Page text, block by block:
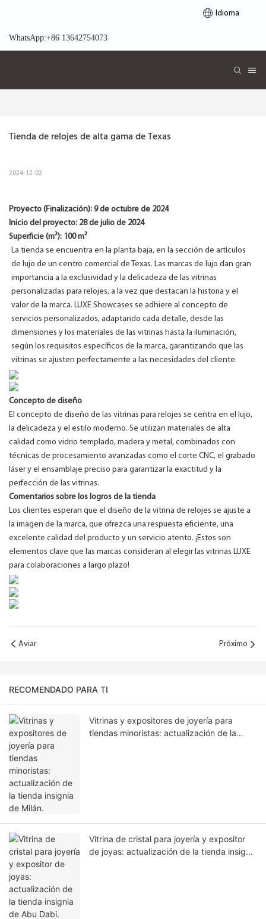
Idioma
WhatsApp:+86 13642754073
Tienda de relojes de alta gama de Texas
2024-12-02
Proyecto (Finalización): 9 de octubre de 2024
Inicio del proyecto: 28 de julio de 2024
Superficie (m²): 100 m²
La tienda se encuentra en la planta baja, en la sección de artículos
de lujo de un centro comercial de Texas. Las marcas de lujo dan gran
importancia a la exclusividad y la delicadeza de las vitrinas
personalizadas para relojes, a la vez que destacan la historia y el
valor de la marca. LUXE Showcases se adhiere al concepto de
servicios personalizados, adaptando cada detalle, desde las
dimensiones y los materiales de las vitrinas hasta la iluminación,
según los requisitos específicos de la marca, garantizando que las
vitrinas se ajusten perfectamente a las necesidades del cliente.
Concepto de diseño
El concepto de diseño de las vitrinas para relojes se centra en el lujo,
la delicadeza y el estilo moderno. Se utilizan materiales de alta
calidad como vidrio templado, madera y metal, combinados con
técnicas de procesamiento avanzadas como el corte CNC, el grabado
láser y el ensamblaje preciso para garantizar la exactitud y la
perfección de las vitrinas.
Comentarios sobre los logros de la tienda
Los clientes esperan que el diseño de la vitrina de relojes se ajuste a
la imagen de la marca, que ofrezca una respuesta eficiente, una
excelente calidad del producto y un servicio atento. ¡Estos son
elementos clave que las marcas consideran al elegir las vitrinas LUXE
para colaboraciones a largo plazo!
Aviar Próximo
RECOMENDADO PARA TI
Vitrinas y expositores de joyería para
tiendas minoristas: actualización de la
Vitrina de cristal para joyería y expositor
de joyas: actualización de la tienda insignia